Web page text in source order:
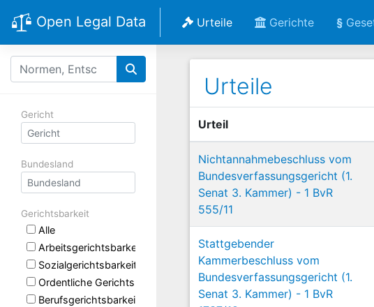
Open Legal Data Urteile Gerichte §
Gericht
Bundesland
Gerichtsbarkeit
Alle
Arbeitsgerichtsbarkeit
Sozialgerichtsbarkeit
Ordentliche Gerichtsbarkeit
Berufsgerichtsbarkeit
Urteile
Urteil
Nichtannahmebeschluss vom
Bundesverfassungsgericht (1.
Senat 3. Kammer) - 1 BvR
555/11
Stattgebender
Kammerbeschluss vom
Bundesverfassungsgericht (1.
Senat 3. Kammer) - 1 BvR